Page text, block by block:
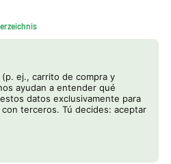
ej., carrito de compra y
ayudan a entender qué
datos exclusivamente para
terceros. Tú decides: aceptar